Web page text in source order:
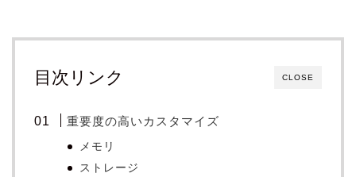
CLOSE
目次リンク
重要度の高いカスタマイズ
メモリ
ストレージ